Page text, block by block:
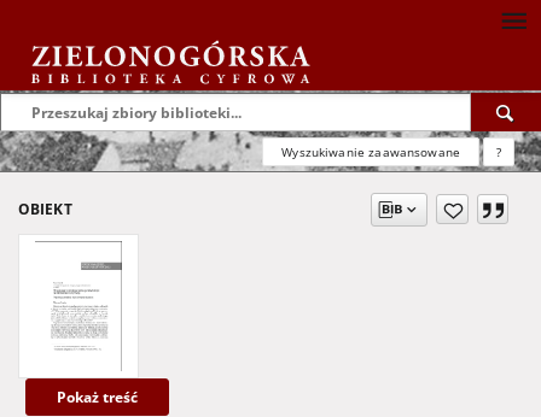
Wyszukiwanie zaawansowane ?
OBIEKT
Pokaż treść